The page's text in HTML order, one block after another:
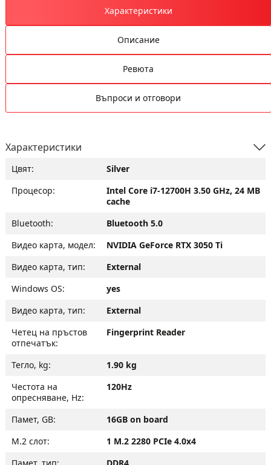
Характеристики
Описание
Ревюта
Въпроси и отговори
Характеристики
Цвят:
Silver
Процесор:
Intel Core i7-12700H 3.50 GHz, 24 MB
cache
Bluetooth:
Bluetooth 5.0
Видео карта, модел:
NVIDIA GeForce RTX 3050 Ti
Видео карта, тип:
Еxternal
Windows OS:
yes
Видео карта, тип:
Еxternal
Четец на пръстов
отпечатък:
Fingerprint Reader
Тегло, kg:
1.90 kg
Честота на
опресняване, Hz:
120Hz
Памет, GB:
16GB on board
M.2 слот:
1 M.2 2280 PCIe 4.0x4